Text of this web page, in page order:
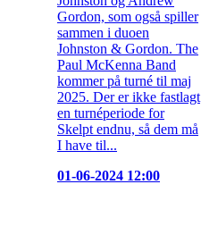
Gordon, som også spiller
sammen i duoen
Johnston & Gordon. The
Paul McKenna Band
kommer på turné til maj
2025. Der er ikke fastlagt
en turnéperiode for
Skelpt endnu, så dem må
I have til...
01-06-2024 12:00